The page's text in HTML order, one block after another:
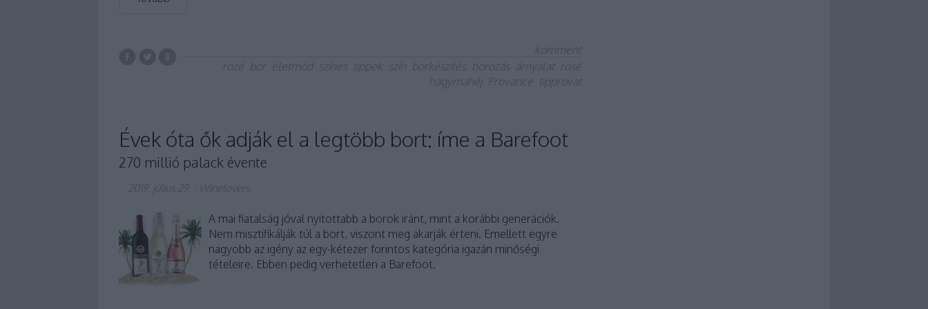
komment
rozé bor életmód színes tippek szín borkészítés borozás árnyalat
rosé
hagymahéj
Provance tipprovat
Évek óta ők adják el a legtöbb bort: íme a Barefoot
270 millió palack évente
2019. július 29. Winelovers
A mai fiatalság jóval nyitottabb a borok iránt, mint a korábbi generációk.
Nem misztifikálják túl a bort, viszont meg akarják érteni. Emellett egyre
nagyobb az igény az egy-kétezer forintos kategória igazán minőségi
tételeire. Ebben pedig verhetetlen a Barefoot.